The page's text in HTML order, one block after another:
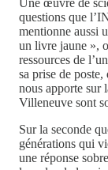
questions que
mentionne aussi
un livre jaune »,
ressources de
sa prise de
nous apporte sur
Villeneuve sont
Sur la seconde
générations qui
une réponse